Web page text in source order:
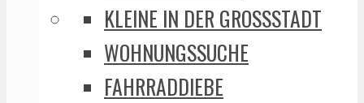
KLEINE IN DER GROSSSTADT
WOHNUNGSSUCHE
FAHRRADDIEBE